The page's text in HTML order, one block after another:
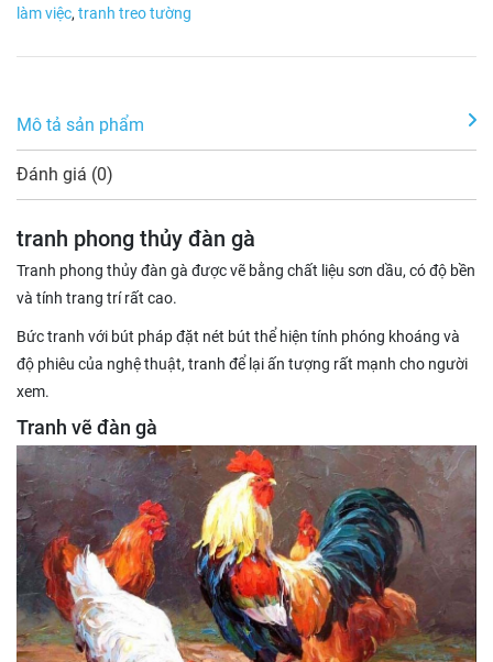
làm việc, tranh treo tường
Mô tả sản phẩm
Đánh giá (0)
tranh phong thủy đàn gà
Tranh phong thủy đàn gà được vẽ bằng chất liệu sơn dầu, có độ bền
và tính trang trí rất cao.
Bức tranh với bút pháp đặt nét bút thể hiện tính phóng khoáng và
độ phiêu của nghệ thuật, tranh để lại ấn tượng rất mạnh cho người
xem.
Tranh vẽ đàn gà